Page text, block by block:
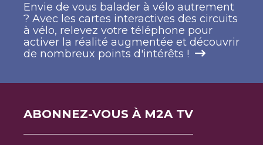
Envie de vous balader à vélo autrement
? Avec les cartes interactives des circuits
à vélo, relevez votre téléphone pour
activer la réalité augmentée et découvrir
de nombreux points d'intérêts !
ABONNEZ-VOUS À M2A TV